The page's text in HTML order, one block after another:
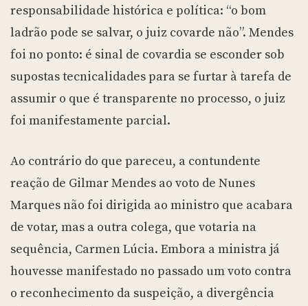
responsabilidade histórica e política: “o bom
ladrão pode se salvar, o juiz covarde não”. Mendes
foi no ponto: é sinal de covardia se esconder sob
supostas tecnicalidades para se furtar à tarefa de
assumir o que é transparente no processo, o juiz
foi manifestamente parcial.
Ao contrário do que pareceu, a contundente
reação de Gilmar Mendes ao voto de Nunes
Marques não foi dirigida ao ministro que acabara
de votar, mas a outra colega, que votaria na
sequência, Carmen Lúcia. Embora a ministra já
houvesse manifestado no passado um voto contra
o reconhecimento da suspeição, a divergência